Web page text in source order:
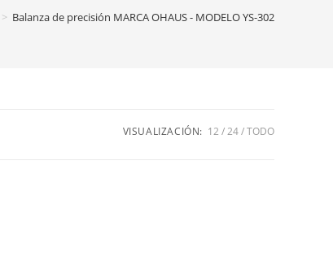
> Balanza de precisión MARCA OHAUS - MODELO YS-302
VISUALIZACIÓN: 12 24 TODO